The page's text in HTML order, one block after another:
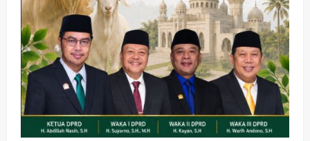
2
Olahraga
Adu Taktik di Atas Rumput Sintetis:
PWI dan Sapma PP Sidoarjo
Memanaskan Mesin Menuju Piala
Soccer